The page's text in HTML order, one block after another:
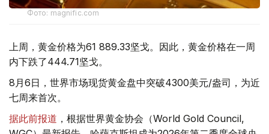
Фото: magnific.com
上周，黄金价格为61 889.33坚戈。因此，黄金价格在一周
内下跌了444.71坚戈。
8月6日，世界市场现货黄金盘中突破4300美元/盎司，为近
七周来首次。
据此前报道 ，根据世界黄金协会（World Gold Council,